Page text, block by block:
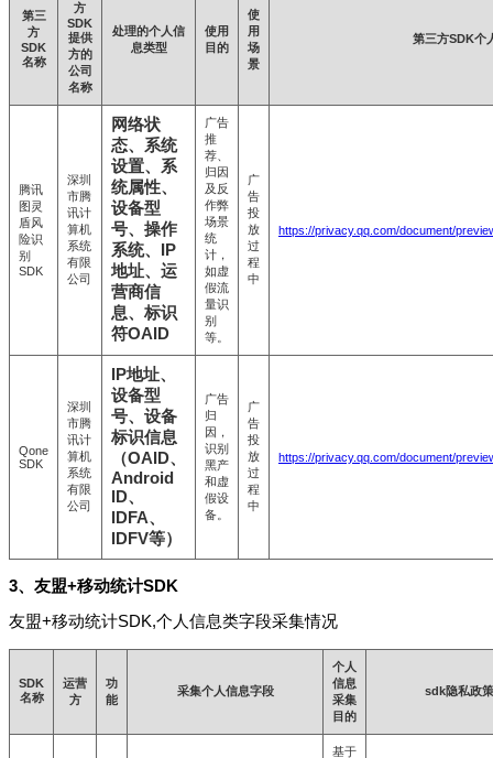
第三
方
SDK
名称
方
SDK
提供
方的
公司
名称
处理的个人信
息类型
使用
目的
使
用
场
景
第三方SDK个
腾讯
图灵
盾风
险识
别
SDK
深圳
市腾
讯计
算机
系统
有限
公司
网络状
态、系统
设置、系
统属性、
设备型
号、操作
系统、IP
地址、运
营商信
息、标识
符OAID
广告
推
荐、
归因
及反
作弊
场景
统
计，
如虚
假流
量识
别
等。
广
告
投
放
过
程
中
https://privacy.qq.com/document/
Qone
SDK
深圳
市腾
讯计
算机
系统
有限
公司
IP地址、
设备型
号、设备
标识信息
（OAID、
Android
ID、
IDFA、
IDFV等）
广告
归
因，
识别
黑产
和虚
假设
备。
广
告
投
放
过
程
中
https://privacy.qq.com/document/
3、友盟+移动统计SDK
友盟+移动统计SDK,个人信息类字段采集情况
SDK
名称
运营
方
功
能
采集个人信息字段
个人
信息
采集
目的
sdk隐私政
基于